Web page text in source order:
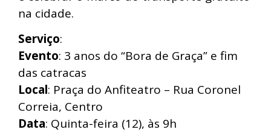
na cidade.
Serviço:
Evento: 3 anos do “Bora de Graça” e fim
das catracas
Local: Praça do Anfiteatro – Rua Coronel
Correia, Centro
Data: Quinta-feira (12), às 9h